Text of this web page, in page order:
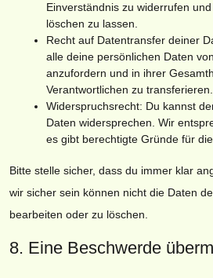
Einverständnis zu widerrufen
löschen zu lassen.
Recht auf Datentransfer deiner
alle deine persönlichen Daten
anzufordern und in ihrer
Verantwortlichen zu transferieren.
Widerspruchsrecht: Du kannst
Daten widersprechen. Wir
es gibt berechtigte Gründe für
Bitte stelle sicher, dass du immer klar
wir sicher sein können nicht die Daten
bearbeiten oder zu löschen.
8. Eine Beschwerde